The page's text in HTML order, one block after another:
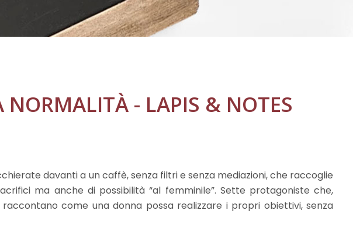
NORMALITÀ - LAPIS & NOTES
davanti a un caffè, senza filtri e senza mediazioni, che raccoglie
ma anche di possibilità “al femminile”. Sette protagoniste che,
come una donna possa realizzare i propri obiettivi, senza